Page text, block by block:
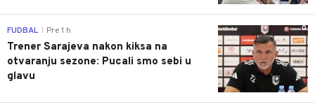
0
FUDBAL Pre 1 h
Trener Sarajeva nakon kiksa na
otvaranju sezone: Pucali smo sebi u
glavu